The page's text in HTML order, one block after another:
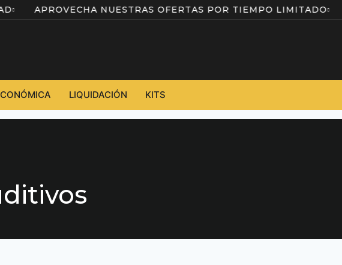
APROVECHA NUESTRAS OFERTAS POR TIEMPO LIMITADO
LIQUIDACIÓN KITS